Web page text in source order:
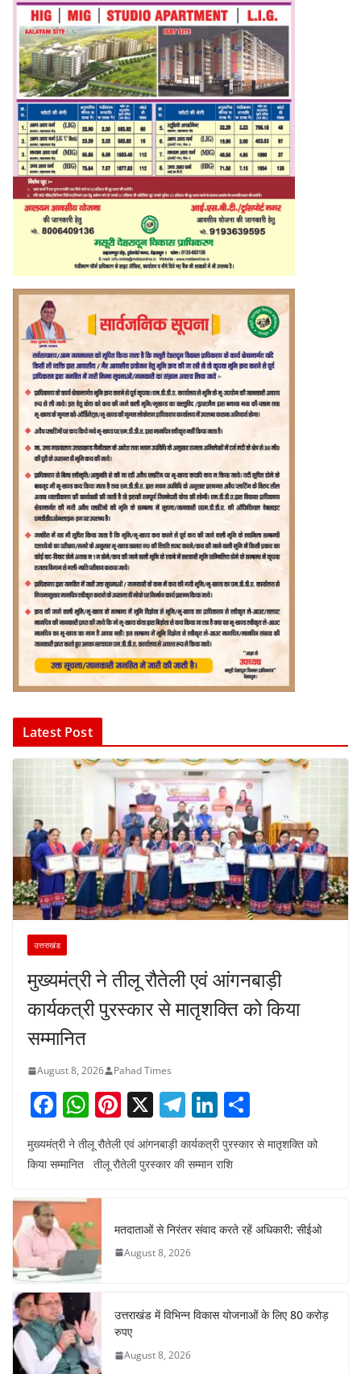
Latest Post
उत्तराखंड
मुख्यमंत्री ने तीलू रौतेली एवं आंगनबाड़ी
कार्यकत्री पुरस्कार से मातृशक्ति को किया
सम्मानित
August 8, 2026 Pahad Times
F
a
c
b
o
o
k
W
h
at
A
p
p
Pi
nt
er
X T
el
e
m
Li
n
k
n
h
ar
मुख्यमंत्री ने तीलू रौतेली एवं आंगनबाड़ी कार्यकत्री पुरस्कार से मातृशक्ति को
किया सम्मानित तीलू रौतेली पुरस्कार की सम्मान राशि
मतदाताओं से निरंतर संवाद करते रहें अधिकारी: सीईओ
August 8, 2026
उत्तराखंड में विभिन्न विकास योजनाओं के लिए 80 करोड़
रुपए
August 8, 2026